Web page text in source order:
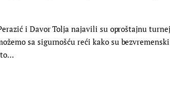
i Davor Tolja najavili su oproštajnu
sa sigurnošću reći kako su